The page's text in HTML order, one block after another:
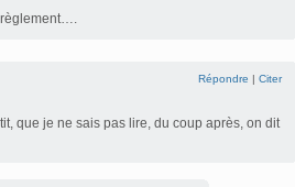
règlement….
Répondre | Citer
que je ne sais pas lire, du coup après, on dit